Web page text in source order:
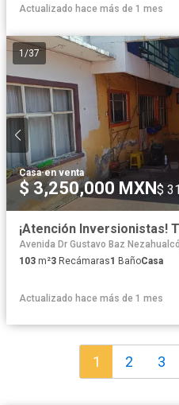
Actualizado hace más de 1 mes
1 /37
Casa·en venta
$ 3,250,000 MXN$
Avenida Dr Gustavo Baz
103 m²3 Recámaras1 BañoCasa
Actualizado hace más de 1 mes
1 2 3